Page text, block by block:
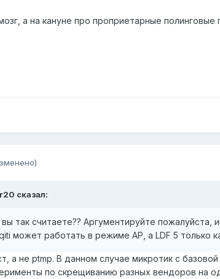
а на кануне про проприетарные полинговые
сказал:
так считаете?? Аргументируйте
может работать в режиме АР, а LDF 5 только
а не ptmp. В данном случае микротик с
по скрещиванию разных вендоров на